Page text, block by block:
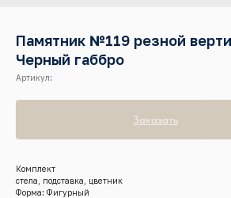
Памятник №119 резной
Черный габбро
Артикул:
Заказать
Комплект
стела, подставка, цветник
Форма: Фигурный